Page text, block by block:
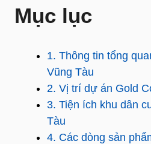
Mục lục
1. Thông tin tổng
Vũng Tàu
2. Vị trí dự án Gold
3. Tiện ích khu dân
Tàu
4. Các dòng sản